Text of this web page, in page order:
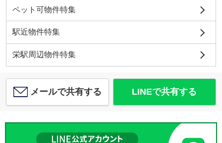
ペット可物件特集
駅近物件特集
栄駅周辺物件特集
メールで共有する LINEで共有する